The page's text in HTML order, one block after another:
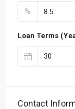
%
Loan Terms
Contact